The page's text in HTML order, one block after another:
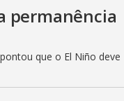
permanência
que o El Niño deve